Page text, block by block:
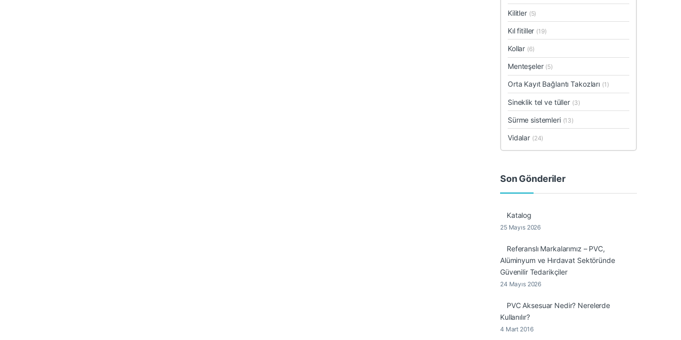
Kilitler (5)
Kıl fitiller (19)
Kollar (6)
Menteşeler (5)
Orta Kayıt Bağlantı Takozları (1)
Sineklik tel ve tüller (3)
Sürme sistemleri (13)
Vidalar (24)
Son Gönderiler
Katalog
25 Mayıs 2026
Referanslı Markalarımız – PVC,
Alüminyum ve Hırdavat Sektöründe
Güvenilir Tedarikçiler
24 Mayıs 2026
PVC Aksesuar Nedir? Nerelerde
Kullanılır?
4 Mart 2016